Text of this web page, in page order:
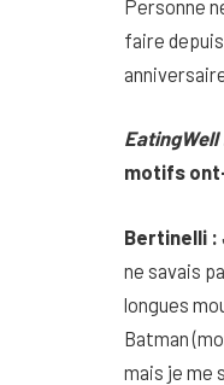
Personne
faire
EatingWell
motifs
Bertinelli :
ne savais
longues
Batman
mais je me